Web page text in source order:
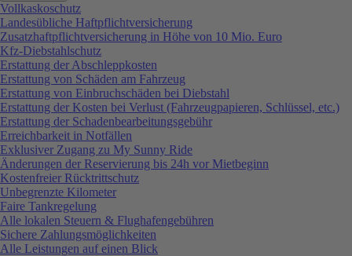
Vollkaskoschutz
Landesübliche Haftpflichtversicherung
Zusatzhaftpflichtversicherung in Höhe von 10 Mio. Euro
Kfz-Diebstahlschutz
Erstattung der Abschleppkosten
Erstattung von Schäden am Fahrzeug
Erstattung von Einbruchschäden bei Diebstahl
Erstattung der Kosten bei Verlust (Fahrzeugpapieren, Schlüssel, etc.)
Erstattung der Schadenbearbeitungsgebühr
Erreichbarkeit in Notfällen
Exklusiver Zugang zu My Sunny Ride
Änderungen der Reservierung bis 24h vor Mietbeginn
Kostenfreier Rücktrittschutz
Unbegrenzte Kilometer
Faire Tankregelung
Alle lokalen Steuern & Flughafengebühren
Sichere Zahlungsmöglichkeiten
Alle Leistungen auf einen Blick